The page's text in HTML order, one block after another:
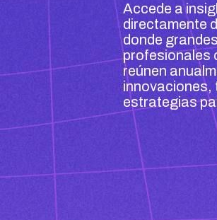
Accede a
directamente
donde
profesionales
reúnen
innovaciones,
estrategias